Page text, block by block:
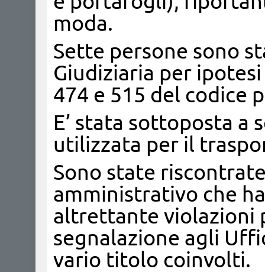
moda.
Sette persone sono
Giudiziaria per
474 e 515 del codice
E’ stata sottoposta a
utilizzata per il
Sono state
amministrativo che
altrettante violazioni
segnalazione agli
vario titolo coinvolti.